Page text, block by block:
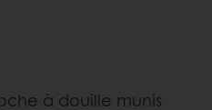
à douille munis